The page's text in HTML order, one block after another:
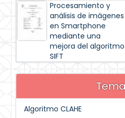
Procesamiento y
análisis de imágenes
en Smartphone
mediante una
mejora del algoritmo
SIFT
Algoritmo CLAHE